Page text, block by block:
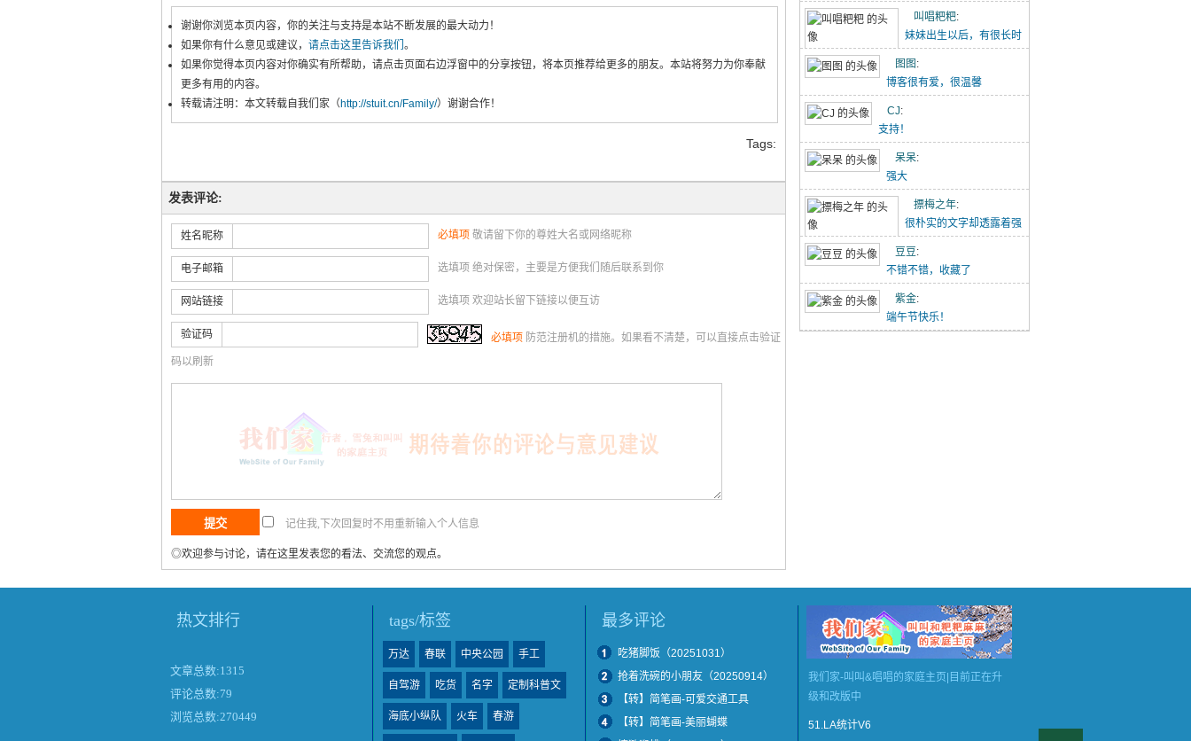
谢谢你浏览本页内容，你的关注与支持是本站不断发展的最大动力！
如果你有什么意见或建议， 请点击这里告诉我们 。
如果你觉得本页内容对你确实有所帮助，请点击页面右边浮窗中的分享按钮，将本页推荐给更多的朋友。本站将努力为你奉献
更多有用的内容。
转载请注明：本文转载自我们家（http://stuit.cn/Family/）谢谢合作！
Tags:
发表评论:
姓名昵称 必填项 敬请留下你的尊姓大名或网络昵称
电子邮箱 选填项 绝对保密，主要是方便我们随后联系到你
网站链接 选填项 欢迎站长留下链接以便互访
验证码 必填项 防范注册机的措施。如果看不清楚，可以直接点击验证
码以刷新
记住我,下次回复时不用重新输入个人信息
◎欢迎参与讨论，请在这里发表您的看法、交流您的观点。
初中作文-假期里的那件事
【转】初中语文作文范文20260426
吃冰糖雪梨（20260418）
唱唱的21天阅读打卡（20260418-）
林中水边跑步（20260329）
小猪佩奇手推车（20260329）
喝酸奶看动画片被发现了（20260329）
点滴记录的文章能感...
叫唱粑粑:
妹妹出生以后，有很长时
图图 :
博客很有爱，很温馨
CJ:
支持！
呆呆:
强大
摽梅之年:
很朴实的文字却透露着强
豆豆 :
不错不错，收藏了
紫金:
端午节快乐！
热文排行
文章总数:1315
评论总数:79
浏览总数:270449
tags/标签
万达 春联 中央公园 手工
自驾游 吃货 名字 定制科普文
海底小纵队 火车 春游
最多评论
吃猪脚饭（20251031）
抢着洗碗的小朋友（20250914）
【转】简笔画-可爱交通工具
【转】简笔画-美丽蝴蝶
我们家-叫叫&唱唱的家庭主页|目前正在升
级和改版中
51.LA统计V6